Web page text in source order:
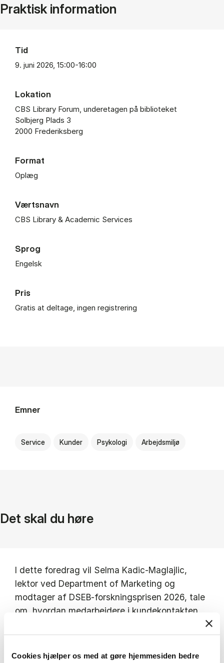
Cookies hjælper os med at gøre hjemmesiden bedre
Praktisk information
Tid
9. juni 2026, 15:00-16:00
Lokation
CBS Li­brary Forum, un­de­re­ta­gen på bi­bli­o­te­ket
Sol­b­jerg Plads 3
2000 Fre­de­riks­berg
Format
Oplæg
Værtsnavn
CBS Li­brary & Aca­de­mic Ser­vi­ces
Sprog
Engelsk
Pris
Gra­tis at del­ta­ge, in­gen re­gi­stre­ring
Emner
Service Kunder Psykologi Arbejdsmiljø
Det skal du høre
I dette foredrag vil Selma Kadic-Maglajlic,
lektor ved Department of Marketing og
modtager af DSEB-forskningsprisen 2026, tale
om, hvordan medarbejdere i kundekontakten
resultater og tilliden i samfundet.